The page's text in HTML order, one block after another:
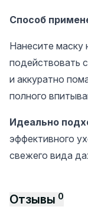
Способ
Нанесите маску
подействовать
и аккуратно
полного
Идеально
эффективного
свежего вида
Отзывы 0